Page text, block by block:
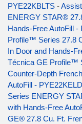
PYE22KBLTS -
ENERGY STAR®
Hands-Free AutoFill -
Profile™ Series 27.8
In Door and Hands-
Técnica GE Profile™
Counter-Depth
AutoFill -
Series ENERGY
with Hands-Free
GE® 27.8 Cu. Ft.